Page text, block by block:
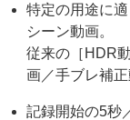
特定の用途に
シーン動画。
従来の［HDR
画／手ブレ補正
記録開始の5秒